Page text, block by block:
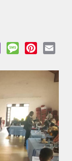
Viber MessagePinterest